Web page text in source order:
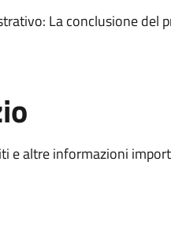
La conclusione del
e altre informazioni